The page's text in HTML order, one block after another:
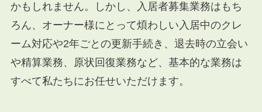
かもしれません。しかし、入居者募集業務はもち
ろん、オーナー様にとって煩わしい入居中のクレ
ーム対応や2年ごとの更新手続き、退去時の立会い
や精算業務、原状回復業務など、基本的な業務は
すべて私たちにお任せいただけます。